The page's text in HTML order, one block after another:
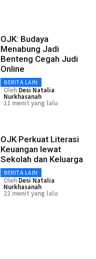
OJK: Budaya
Menabung Jadi
Benteng Cegah Judi
Online
BERITA LAIN
Oleh Desi Natalia
Nurkhasanah
11 menit yang lalu
OJK Perkuat Literasi
Keuangan lewat
Sekolah dan Keluarga
BERITA LAIN
Oleh Desi Natalia
Nurkhasanah
22 menit yang lalu